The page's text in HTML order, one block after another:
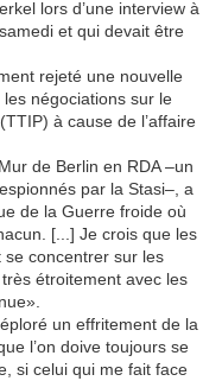
lors d’une interview à
et qui devait être
rejeté une nouvelle
négociations sur le
à cause de l’affaire
de Berlin en RDA –un
par la Stasi–, a
de la Guerre froide où
[...] Je crois que les
se concentrer sur les
étroitement avec les
un effritement de la
l’on doive toujours se
si celui qui me fait face